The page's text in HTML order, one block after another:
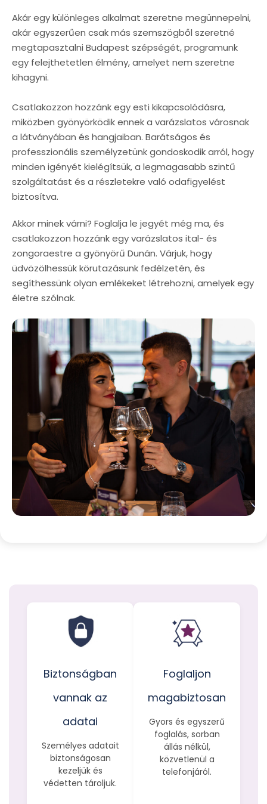
Akár egy különleges alkalmat szeretne megünnepelni,
akár egyszerűen csak más szemszögből szeretné
megtapasztalni Budapest szépségét, programunk
egy felejthetetlen élmény,amelyet nem szeretne
kihagyni.
Csatlakozzon hozzánk egy esti kikapcsolódásra,
miközben gyönyörködik ennek a varázslatos városnak
a látványában és hangjaiban. Barátságos és
professzionális személyzetünk gondoskodik arról, hogy
minden igényét kielégítsük, a legmagasabb szintű
szolgáltatást és a részletekre való odafigyelést
biztosítva.
Akkor minek várni? Foglalja le jegyét még ma, és
csatlakozzon hozzánk egy varázslatos ital- és
zongoraestre a gyönyörű Dunán. Várjuk, hogy
üdvözölhessük körutazásunk fedélzetén, és
segíthessünk olyan emlékeket létrehozni, amelyek egy
életre szólnak.
Biztonságban
vannak az
adatai
Személyes adatait
biztonságosan
kezeljük és
védetten tároljuk.
Foglaljon
magabiztosan
Gyors és egyszerű
foglalás, sorban
állás nélkül,
közvetlenül a
telefonjáról.